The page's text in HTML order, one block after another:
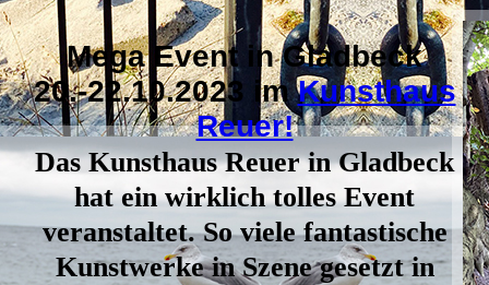
Mega Event in Gladbeck
20.-22.10.2023 imKunsthaus
Reuer!
Das Kunsthaus Reuer in Gladbeck
hat ein wirklich tolles Event
veranstaltet. So viele fantastische
Kunstwerke in Szene gesetzt in